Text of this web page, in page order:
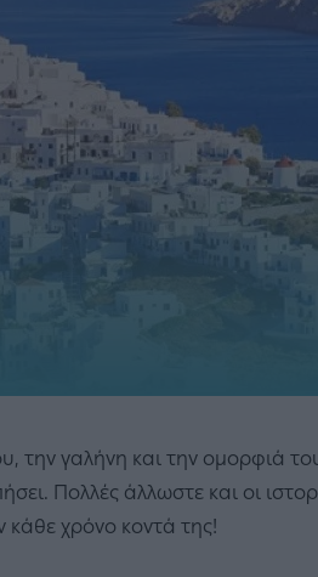
την γαλήνη και την ομορφιά
Πολλές άλλωστε και οι
κάθε χρόνο κοντά της!